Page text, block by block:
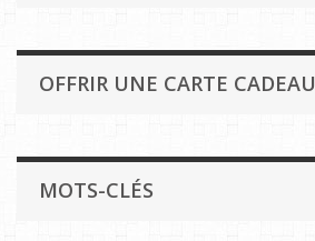
OFFRIR UNE CARTE CADEAU
MOTS-CLÉS